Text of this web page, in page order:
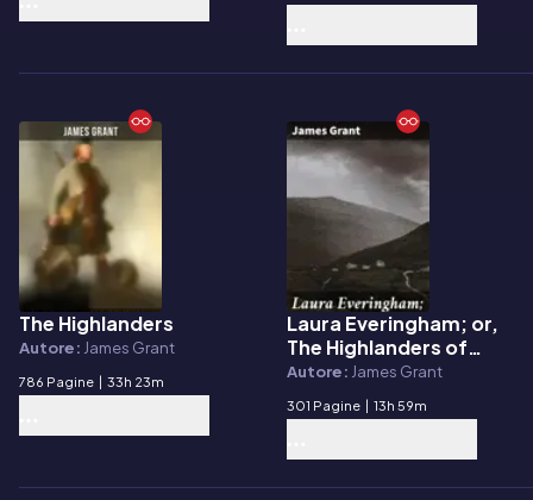
E-book
The Highlanders
Autore: James Grant
786 Pagine | 33h 23m
E-book
Laura Everingham; or,
The Highlanders of
Glen Ora
Autore: James Grant
301 Pagine | 13h 59m